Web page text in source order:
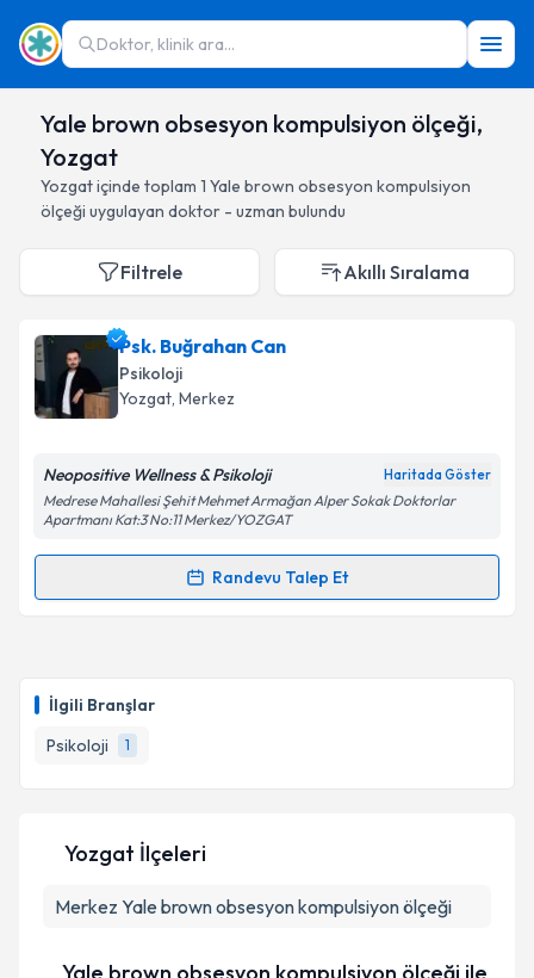
Doktor, klinik ara...
Yale brown obsesyon kompulsiyon ölçeği,
Yozgat
Yozgatiçinde toplam 1 Yale brown obsesyon kompulsiyon
ölçeği uygulayan doktor - uzman bulundu
İlgili Branşlar
Psikoloji
1
Filtrele Akıllı Sıralama
Psk. Buğrahan Can
Psikoloji
Yozgat, Merkez
Neopositive Wellness & Psikoloji Haritada Göster
Medrese Mahallesi Şehit Mehmet Armağan Alper Sokak Doktorlar
Apartmanı Kat:3 No:11 Merkez/YOZGAT
Randevu Talep Et
Randevu Takvimi Talebi
takvim hazırlandığında e-posta ile bilgilendireceğiz.
E-posta Adresiniz
Metni 'ni okudum ve kişisel verilerimin belirtilen
Yozgat İlçeleri
Merkez Yale brown obsesyon kompulsiyon ölçeği